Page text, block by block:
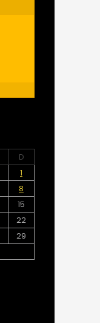
D
1
8
15
22
29